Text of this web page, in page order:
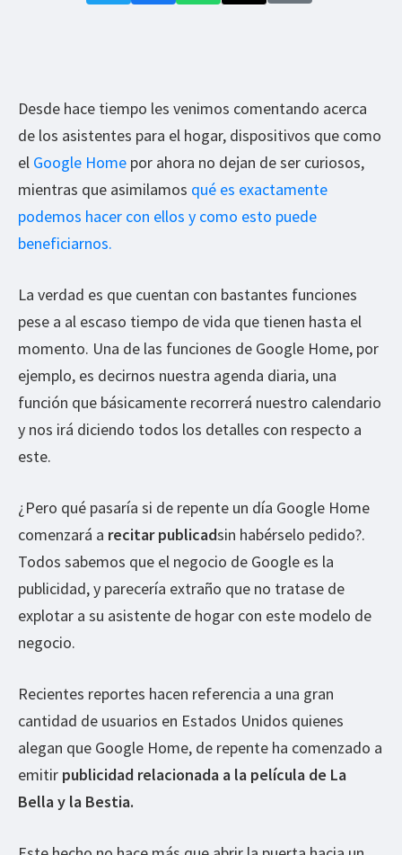
Desde hace tiempo les venimos comentando acerca
de los asistentes para el hogar, dispositivos que como
el Google Home por ahora no dejan de ser curiosos,
mientras que asimilamos qué es exactamente
podemos hacer con ellos y como esto puede
beneficiarnos.
La verdad es que cuentan con bastantes funciones
pese a al escaso tiempo de vida que tienen hasta el
momento. Una de las funciones de Google Home, por
ejemplo, es decirnos nuestra agenda diaria, una
función que básicamente recorrerá nuestro calendario
y nos irá diciendo todos los detalles con respecto a
este.
¿Pero qué pasaría si de repente un día Google Home
comenzará a recitar publicadsin habérselo pedido?.
Todos sabemos que el negocio de Google es la
publicidad, y parecería extraño que no tratase de
explotar a su asistente de hogar con este modelo de
negocio.
Recientes reportes hacen referencia a una gran
cantidad de usuarios en Estados Unidos quienes
alegan que Google Home, de repente ha comenzado a
emitir publicidad relacionada a la película de La
Bella y la Bestia.